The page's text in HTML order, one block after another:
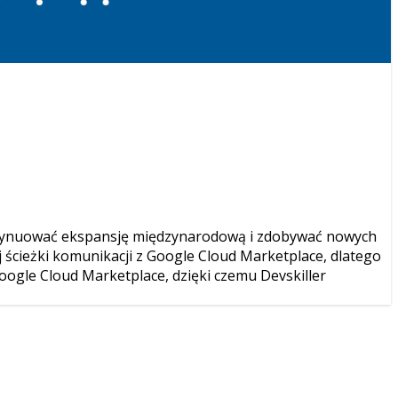
ekspansję międzynarodową i zdobywać nowych
komunikacji z Google Cloud Marketplace, dlatego
Cloud Marketplace, dzięki czemu Devskiller